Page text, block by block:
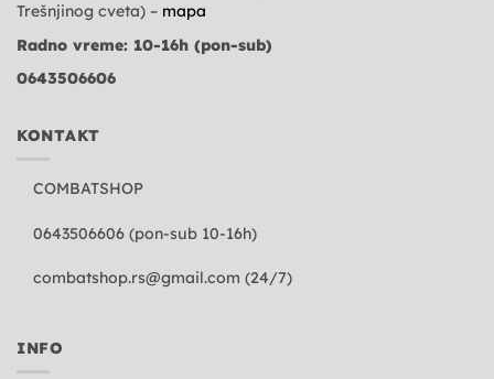
Trešnjinog cveta) – mapa
Radno vreme: 10-16h (pon-sub)
0643506606
KONTAKT
COMBATSHOP
0643506606 (pon-sub 10-16h)
combatshop.rs@gmail.com (24/7)
INFO